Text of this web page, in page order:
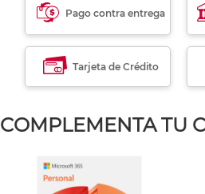
Pago contra entrega
Tarjeta de Crédito
COMPLEMENTA TU